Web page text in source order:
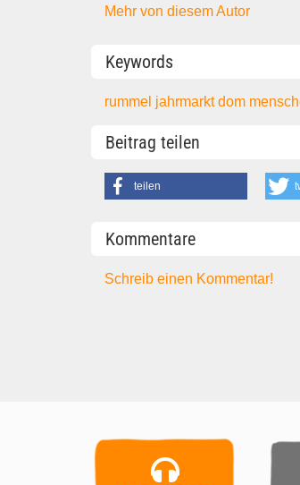
Mehr von diesem Autor
Keywords
rummel jahrmarktdom
Beitrag teilen
teilen
Kommentare
Schreib einen Kommentar!